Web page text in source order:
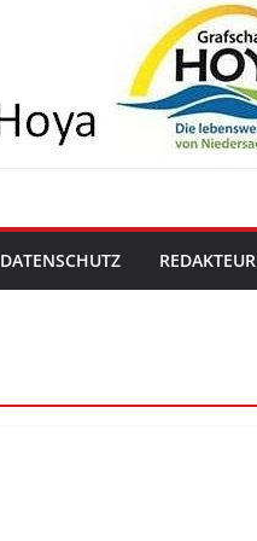
DATENSCHUTZ REDAKTEUR